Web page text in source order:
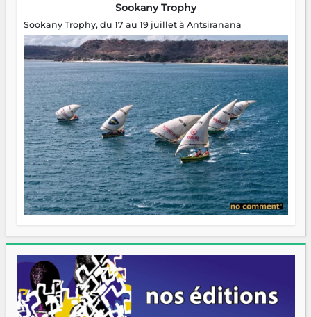
Sookany Trophy
Sookany Trophy, du 17 au 19 juillet à Antsiranana